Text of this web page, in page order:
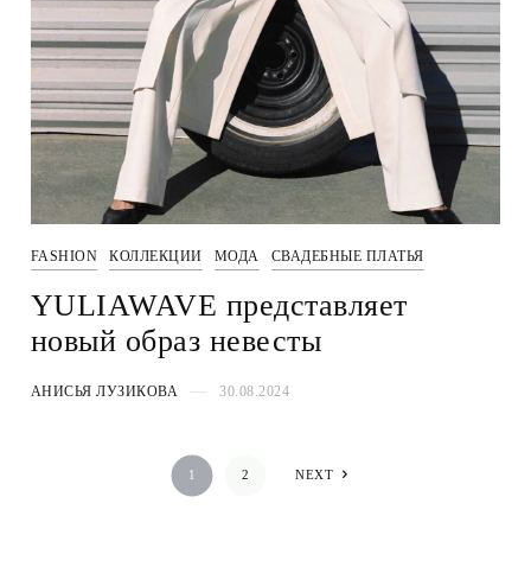
FASHION КОЛЛЕКЦИИ МОДА СВАДЕБНЫЕ ПЛАТЬЯ
YULIAWAVE представляет
новый образ невесты
АНИСЬЯ ЛУЗИКОВА 30.08.2024
1 2 NEXT